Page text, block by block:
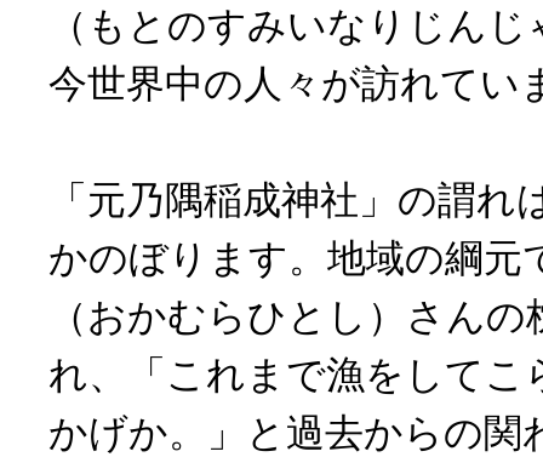
（もとのすみいなりじん
今世界中の人々が訪れてい
「元乃隅稲成神社」の謂れ
かのぼります。地域の綱元
（おかむらひとし）さん
れ、「これまで漁をしてこ
かげか。」と過去からの関